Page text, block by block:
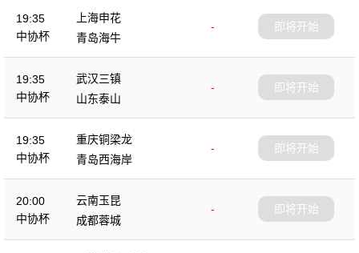
19:35
中协杯
上海申花
-
青岛海牛
即将开始
19:35
中协杯
武汉三镇
-
山东泰山
即将开始
19:35
中协杯
重庆铜梁龙
-
青岛西海岸
即将开始
20:00
中协杯
云南玉昆
-
成都蓉城
即将开始